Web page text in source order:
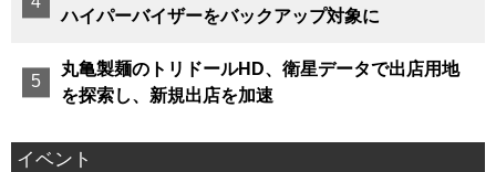
ハイパーバイザーをバックアップ対象に
丸亀製麺のトリドールHD、衛星データで出店用地
を探索し、新規出店を加速
イベント